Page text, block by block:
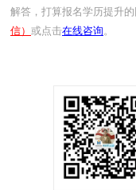
解答，打算报名学历提升
信） 或点击在线咨询。